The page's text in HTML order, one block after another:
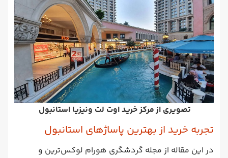
تصویری از مرکز خرید اوت لت ونیزیا استانبول
تجربه خرید از بهترین پاساژهای استانبول
در این مقاله از مجله گردشگری هورام لوکس‌ترین و